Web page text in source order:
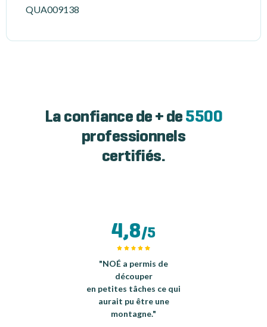
QUA009138
La confiance de + de 5500
professionnels
certifiés.
4,8/5
"NOÉ a permis de
découper
en petites tâches ce qui
aurait pu être une
montagne."